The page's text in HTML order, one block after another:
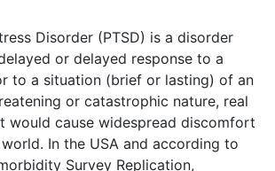
Disorder (PTSD) is a disorder
or delayed response to a
to a situation (brief or lasting) of an
or catastrophic nature, real
would cause widespread discomfort
In the USA and according to
Survey Replication,